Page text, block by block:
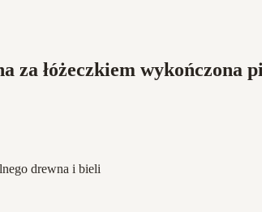
za łóżeczkiem
drewna i bieli